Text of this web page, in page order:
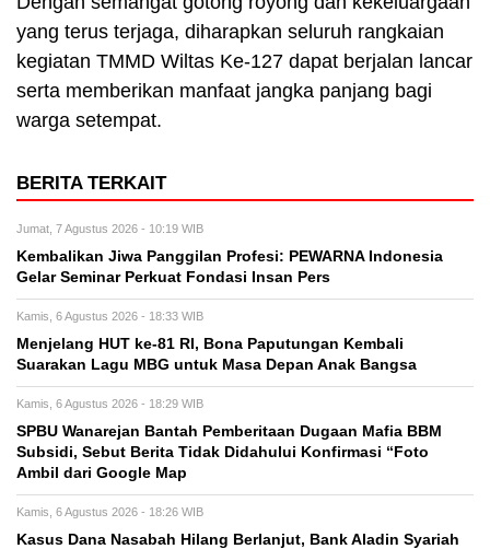
yang terus terjaga, diharapkan seluruh rangkaian
kegiatan TMMD Wiltas Ke-127 dapat berjalan lancar
serta memberikan manfaat jangka panjang bagi
warga setempat.
BERITA TERKAIT
Jumat, 7 Agustus 2026 - 10:19 WIB
Kembalikan Jiwa Panggilan Profesi: PEWARNA Indonesia
Gelar Seminar Perkuat Fondasi Insan Pers
Kamis, 6 Agustus 2026 - 18:33 WIB
Menjelang HUT ke-81 RI, Bona Paputungan Kembali
Suarakan Lagu MBG untuk Masa Depan Anak Bangsa
Kamis, 6 Agustus 2026 - 18:29 WIB
SPBU Wanarejan Bantah Pemberitaan Dugaan Mafia BBM
Subsidi, Sebut Berita Tidak Didahului Konfirmasi “Foto
Ambil dari Google Map
Kamis, 6 Agustus 2026 - 18:26 WIB
Kasus Dana Nasabah Hilang Berlanjut, Bank Aladin Syariah